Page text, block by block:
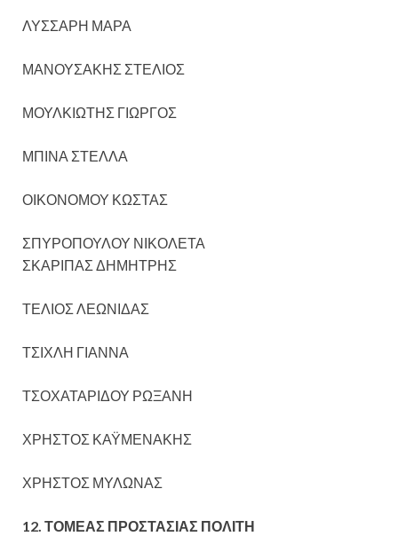
ΛΥΣΣΑΡΗ ΜΑΡΑ
ΜΑΝΟΥΣΑΚΗΣ ΣΤΕΛΙΟΣ
ΜΟΥΛΚΙΩΤΗΣ ΓΙΩΡΓΟΣ
ΜΠΙΝΑ ΣΤΕΛΛΑ
ΟΙΚΟΝΟΜΟΥ ΚΩΣΤΑΣ
ΣΠΥΡΟΠΟΥΛΟΥ ΝΙΚΟΛΕΤΑ
ΣΚΑΡΙΠΑΣ ΔΗΜΗΤΡΗΣ
ΤΕΛΙΟΣ ΛΕΩΝΙΔΑΣ
ΤΣΙΧΛΗ ΓΙΑΝΝΑ
ΤΣΟΧΑΤΑΡΙΔΟΥ ΡΩΞΑΝΗ
ΧΡΗΣΤΟΣ ΚΑΫΜΕΝΑΚΗΣ
ΧΡΗΣΤΟΣ ΜΥΛΩΝΑΣ
12. ΤΟΜΕΑΣ ΠΡΟΣΤΑΣΙΑΣ ΠΟΛΙΤΗ